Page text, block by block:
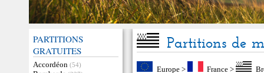
PARTITIONS
GRATUITES
Accordéon (54)
Partitions de
Europe> France >